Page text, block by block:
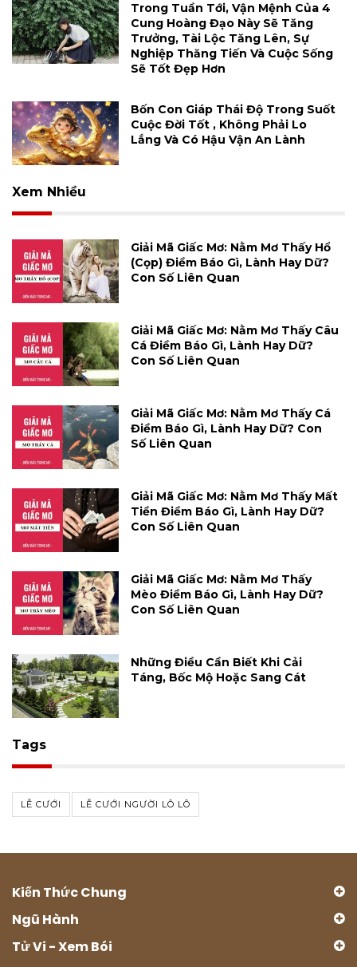
Trong Tuần Tới, Vận Mệnh Của 4
Cung Hoàng Đạo Này Sẽ Tăng
Trưởng, Tài Lộc Tăng Lên, Sự
Nghiệp Thăng Tiến Và Cuộc Sống
Sẽ Tốt Đẹp Hơn
Bốn Con Giáp Thái Độ Trong Suốt
Cuộc Đời Tốt , Không Phải Lo
Lắng Và Có Hậu Vận An Lành
Xem Nhiều
Giải Mã Giấc Mơ: Nằm Mơ Thấy Hổ
(cọp) Điềm Báo Gì, Lành Hay Dữ?
Con Số Liên Quan
Giải Mã Giấc Mơ: Nằm Mơ Thấy Câu
Cá Điềm Báo Gì, Lành Hay Dữ?
Con Số Liên Quan
Giải Mã Giấc Mơ: Nằm Mơ Thấy Cá
Điềm Báo Gì, Lành Hay Dữ? Con
Số Liên Quan
Giải Mã Giấc Mơ: Nằm Mơ Thấy Mất
Tiền Điềm Báo Gì, Lành Hay Dữ?
Con Số Liên Quan
Giải Mã Giấc Mơ: Nằm Mơ Thấy
Mèo Điềm Báo Gì, Lành Hay Dữ?
Con Số Liên Quan
Những Điều Cần Biết Khi Cải
Táng, Bốc Mộ Hoặc Sang Cát
Tags
LỄ CƯỚI LỄ CƯỚI NGƯỜI LÔ LÔ
Kiến Thức Chung
Ngũ Hành
Tử Vi - Xem Bói